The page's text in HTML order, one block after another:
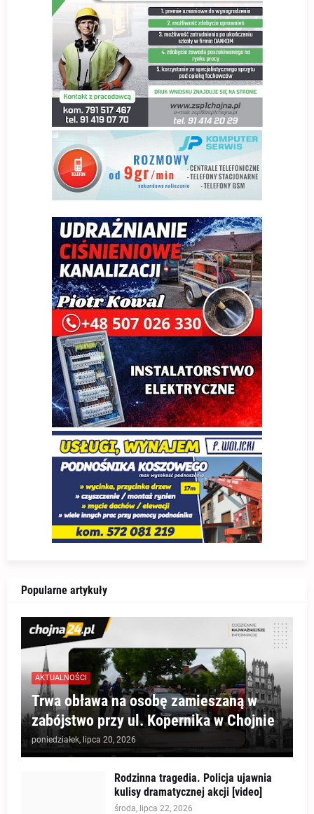
Popularne artykuły
AKTUALNOŚCI
Trwa obława na osobę zamieszaną w
zabójstwo przy ul. Kopernika w Chojnie
poniedziałek, lipca 20, 2026
Rodzinna tragedia. Policja ujawnia
kulisy dramatycznej akcji [video]
środa, lipca 22, 2026